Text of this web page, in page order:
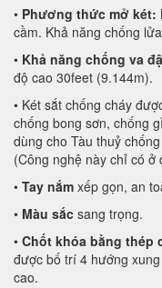
• Phương thức mở két:
cầm. Khả năng chống
• Khả năng chống va
độ cao 30feet (9.144m).
• Két sắt chống cháy
chống bong sơn, chống
dùng cho Tàu thuỷ
(Công nghệ này chỉ có ở
• Tay nắm xếp gọn, an
• Màu sắc sang trọng.
• Chốt khóa bằng thép
được bố trí 4 hướng
cao.